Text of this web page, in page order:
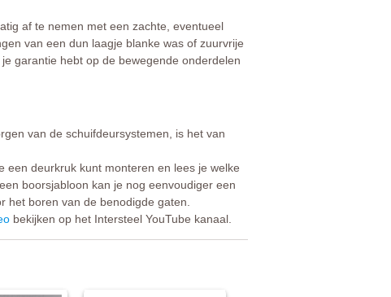
af te nemen met een zachte, eventueel
van een dun laagje blanke was of zuurvrije
garantie hebt op de bewegende onderdelen
van de schuifdeursystemen, is het van
een deurkruk kunt monteren en lees je welke
boorsjabloon kan je nog eenvoudiger een
boren van de benodigde gaten.
bekijken op het Intersteel YouTube kanaal.